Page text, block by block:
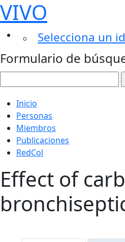
VIVO
Selecciona un
Formulario de
Inicio
Personas
Miembros
Publicaciones
RedCol
Effect of